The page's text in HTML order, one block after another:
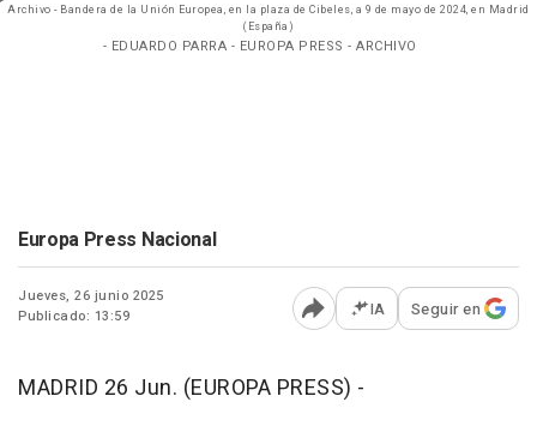
Archivo - Bandera de la Unión Europea, en la plaza de Cibeles, a 9 de mayo de 2024, en Madrid
(España)
- EDUARDO PARRA - EUROPA PRESS - ARCHIVO
Europa Press Nacional
Jueves, 26 junio 2025
Publicado: 13:59
Abrir opciones para
IA Seguir en
MADRID 26 Jun. (EUROPA PRESS) -